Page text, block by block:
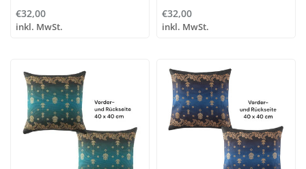
turchese-rose | 100%
Baumwolle
€32,00
inkl. MwSt.
limette | 100% Baumwolle
€32,00
inkl. MwSt.